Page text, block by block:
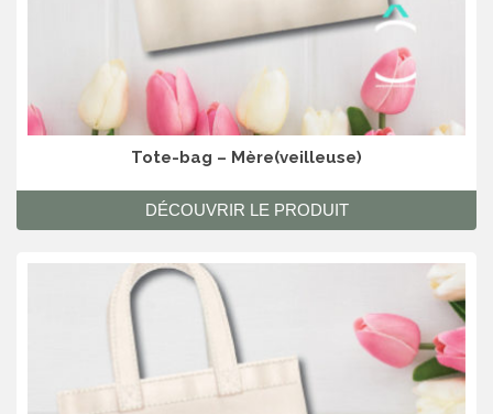
Tote-bag – Mère(veilleuse)
DÉCOUVRIR LE PRODUIT